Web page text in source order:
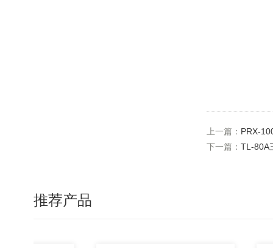
上一篇： PRX-
下一篇： TL-80A
推荐产品